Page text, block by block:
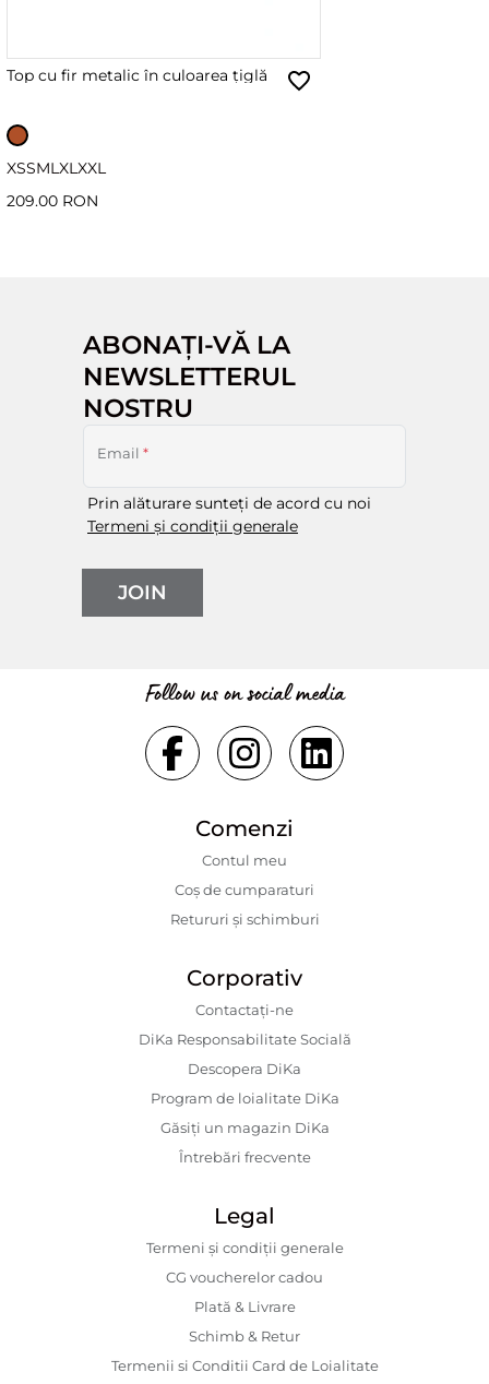
Top cu fir metalic în culoarea țiglă
XSSML XL XXL
209.00 RON
ABONAȚI-VĂ LA
NEWSLETTERUL
NOSTRU
Email *
Prin alăturare sunteți de acord cu noi
Termeni și condiții generale
JOIN
Follow us on social media
Comenzi
Contul meu
Coș de cumparaturi
Retururi și schimburi
Corporativ
Contactaţi-ne
DiKa Responsabilitate Socială
Descopera DiKa
Program de loialitate DiKa
Găsiți un magazin DiKa
Întrebări frecvente
Legal
Termeni și condiții generale
CG voucherelor cadou
Plată & Livrare
Schimb & Retur
Termenii si Conditii Card de Loialitate